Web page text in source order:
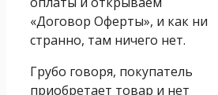
«Договор Оферты», и как ни
странно, там ничего нет.
Грубо говоря, покупатель
приобретает товар и нет